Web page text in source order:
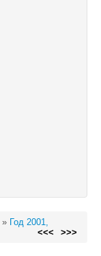
» Год 2001,
<<< >>>